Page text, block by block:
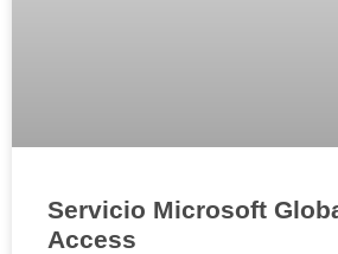
Servicio Microsoft
Access